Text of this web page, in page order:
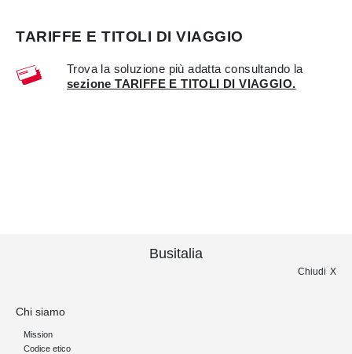
TARIFFE E TITOLI DI VIAGGIO
Trova la soluzione più adatta consultando la
sezione TARIFFE E TITOLI DI VIAGGIO.
Busitalia
Chiudi
Chi siamo
Mission
Codice etico